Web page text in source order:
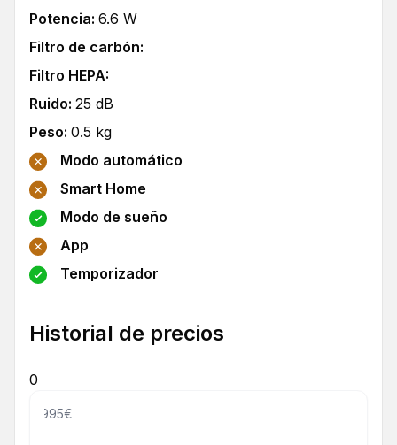
Potencia: 6.6 W
Filtro de carbón:
Filtro HEPA:
Ruido: 25 dB
Peso: 0.5 kg
Modo automático
Smart Home
Modo de sueño
App
Temporizador
Historial de precios
0